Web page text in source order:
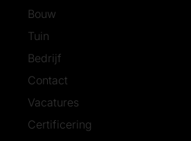
Bouw
Tuin
Bedrijf
Contact
Vacatures
Certificering